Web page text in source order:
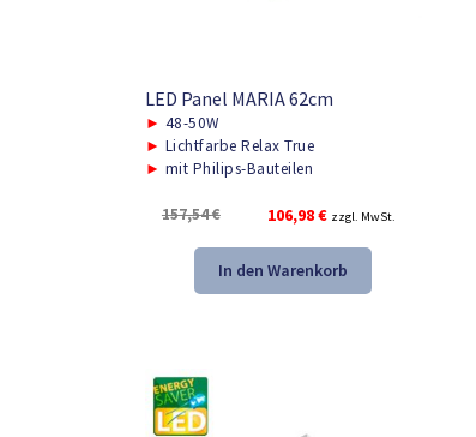
LED Panel MARIA 62cm
► 48-50W
► Lichtfarbe Relax True
► mit Philips-Bauteilen
157,54€
Ursprünglicher
war:
157,54 €
106,98€Aktueller
ist:
106,98 €.
zzgl. MwSt.
In den Warenkorb